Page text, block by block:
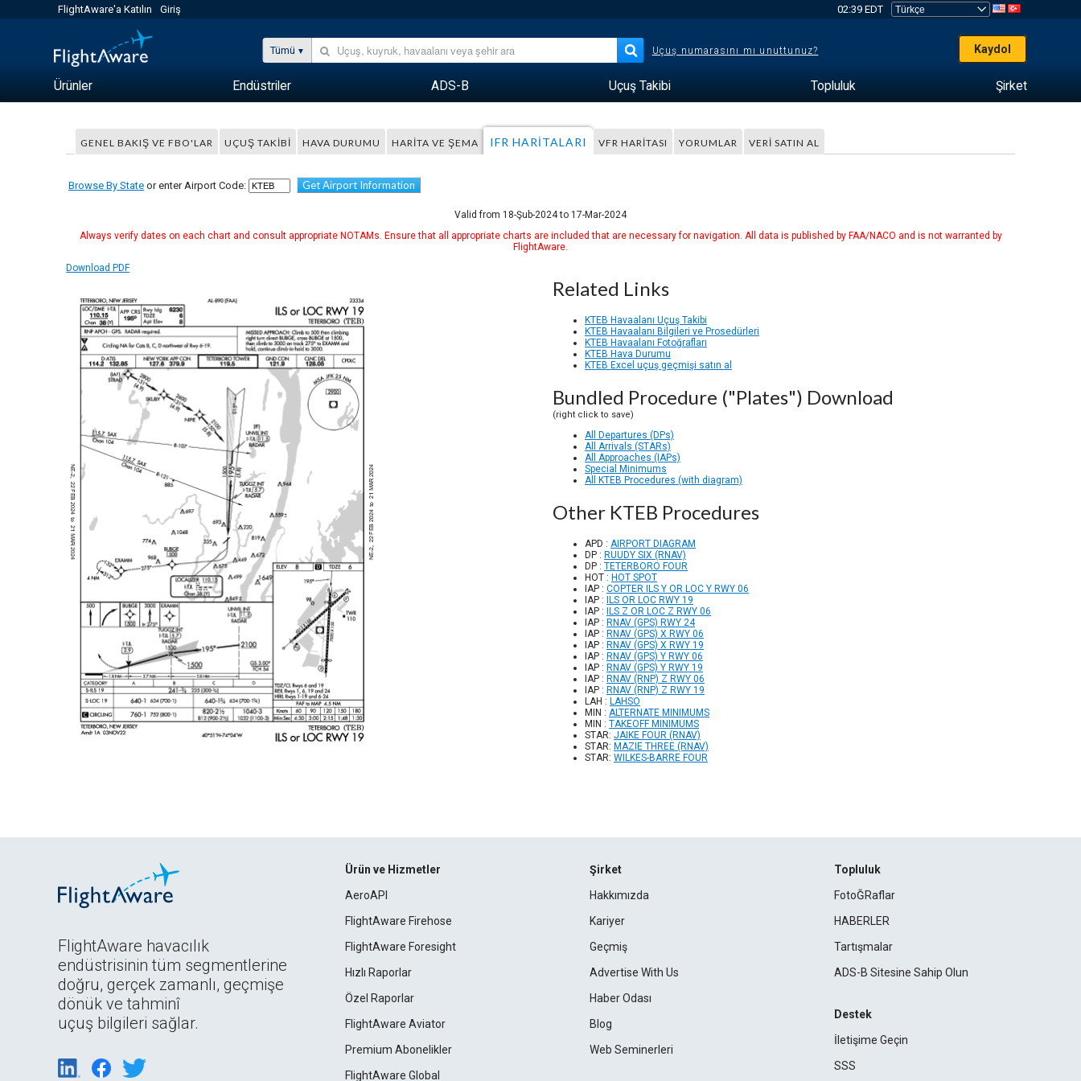
FlightAware'a Katılın Giriş 02:39 EDT
Tümü Uçuş numarasını mı unuttunuz? Kaydol
Ürünler Endüstriler ADS-B Uçuş Takibi Topluluk Şirket
GENEL BAKIŞ VE FBO'LAR UÇUŞ TAKIBI HAVA DURUMU HARITA VE ŞEMA IFR HARITALARI VFR HARITASI YORUMLAR VERI SATIN AL
Browse By State or enter Airport Code: Get Airport Information
Valid from 18-Şub-2024 to 17-Mar-2024
Always verify dates on each chart and consult appropriate NOTAMs. Ensure that all appropriate charts are included that are necessary for navigation. All data is published by FAA/NACO and is not warranted by
FlightAware.
Download PDF
Related Links
KTEB Havaalanı Uçuş Takibi
KTEB Havaalanı Bilgileri ve Prosedürleri
KTEB Havaalanı Fotoğrafları
KTEB Hava Durumu
KTEB Excel uçuş geçmişi satın al
Bundled Procedure ("Plates") Download
(right click to save)
All Departures (DPs)
All Arrivals (STARs)
All Approaches (IAPs)
Special Minimums
All KTEB Procedures (with diagram)
Other KTEB Procedures
APD : AIRPORT DIAGRAM
DP : RUUDY SIX (RNAV)
DP : TETERBORO FOUR
HOT : HOT SPOT
IAP : COPTER ILS Y OR LOC Y RWY 06
IAP :
ILS OR LOC RWY 19
IAP :
ILS Z OR LOC Z RWY 06
IAP : RNAV (GPS) RWY 24
IAP : RNAV (GPS) X RWY 06
IAP : RNAV (GPS) X RWY 19
IAP : RNAV (GPS) Y RWY 06
IAP : RNAV (GPS) Y RWY 19
IAP : RNAV (RNP) Z RWY 06
IAP : RNAV (RNP) Z RWY 19
LAH : LAHSO
MIN : ALTERNATE MINIMUMS
MIN : TAKEOFF MINIMUMS
STAR: JAIKE FOUR (RNAV)
STAR: MAZIE THREE (RNAV)
STAR: WILKES-BARRE FOUR
FlightAware havacılık
endüstrisinin tüm segmentlerine
doğru, gerçek zamanlı, geçmişe
dönük ve tahminî
uçuş bilgileri sağlar.
Ürün ve Hizmetler
AeroAPI
FlightAware Firehose
FlightAware Foresight
Hızlı Raporlar
Özel Raporlar
FlightAware Aviator
Premium Abonelikler
FlightAware Global
Şirket
Hakkımızda
Kariyer
Geçmiş
Advertise With Us
Haber Odası
Blog
Web Seminerleri
Topluluk
FotoĞRaflar
HABERLER
Tartışmalar
ADS-B Sitesine Sahip Olun
Destek
İletişime Geçin
SSS